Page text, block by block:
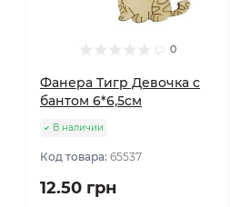
0
Фанера Тигр Девочка с
бантом 6*6,5см
В наличии
Код товара: 65537
12.50 грн